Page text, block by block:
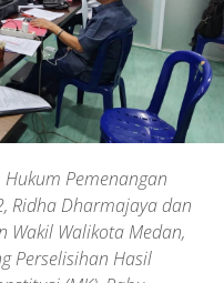
Hukum Pemenangan
Ridha Dharmajaya dan
Wakil Walikota Medan,
Perselisihan Hasil